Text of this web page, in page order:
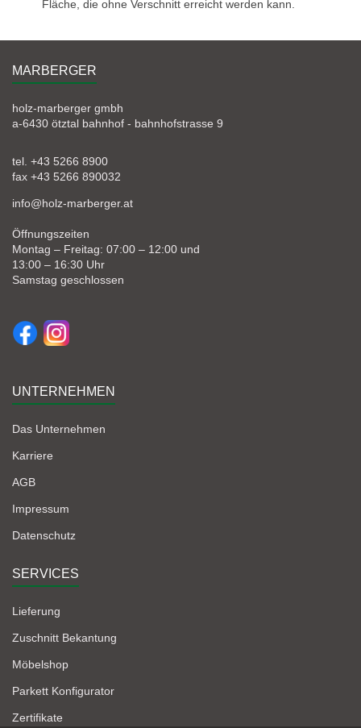
Fläche, die ohne Verschnitt erreicht werden kann.
MARBERGER
holz-marberger gmbh
a-6430 ötztal bahnhof - bahnhofstrasse 9
tel. +43 5266 8900
fax +43 5266 890032
info@holz-marberger.at
Öffnungszeiten
Montag – Freitag: 07:00 – 12:00 und
13:00 – 16:30 Uhr
Samstag geschlossen
UNTERNEHMEN
Das Unternehmen
Karriere
AGB
Impressum
Datenschutz
SERVICES
Lieferung
Zuschnitt Bekantung
Möbelshop
Parkett Konfigurator
Zertifikate